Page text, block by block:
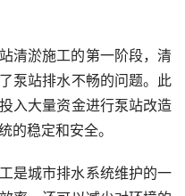
清淤施工的第一阶段，清
泵站排水不畅的问题。此
入大量资金进行泵站改造
的稳定和安全。
是城市排水系统维护的一